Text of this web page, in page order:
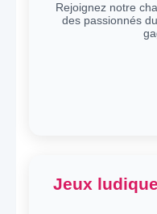
Rejoignez notre
des passionnés
Jeux